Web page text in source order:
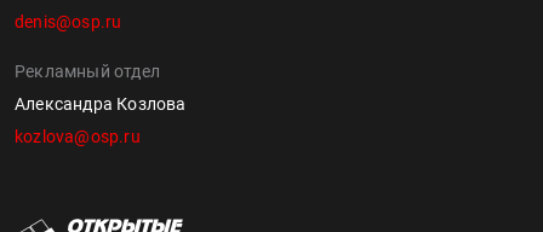
denis@osp.ru
Рекламный отдел
Александра Козлова
kozlova@osp.ru